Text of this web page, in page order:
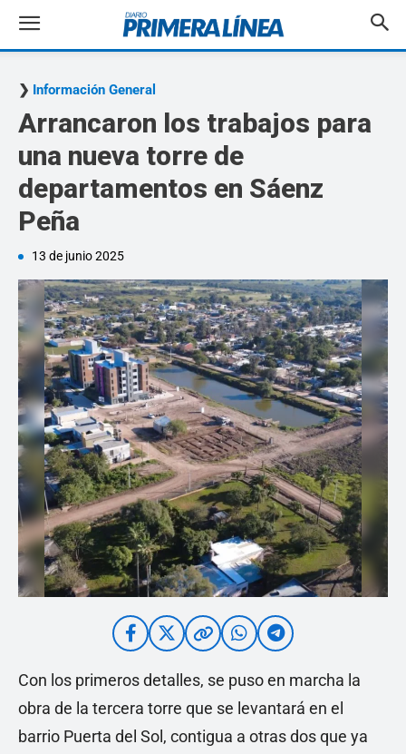
Información General
Arrancaron los trabajos para
una nueva torre de
departamentos en Sáenz
Peña
13 de junio 2025
Con los primeros detalles, se puso en marcha la
obra de la tercera torre que se levantará en el
barrio Puerta del Sol, contigua a otras dos que ya